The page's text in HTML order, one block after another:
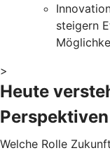
steigern
>
Heute
Welche Rolle